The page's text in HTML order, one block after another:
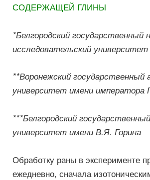
СОДЕРЖАЩЕЙ ГЛИНЫ
*Белгородский государственный
исследовательский университет
**Воронежский государственный
университет имени императора
***Белгородский
университет имени В.Я. Горина
Обработку раны в эксперименте
ежедневно, сначала